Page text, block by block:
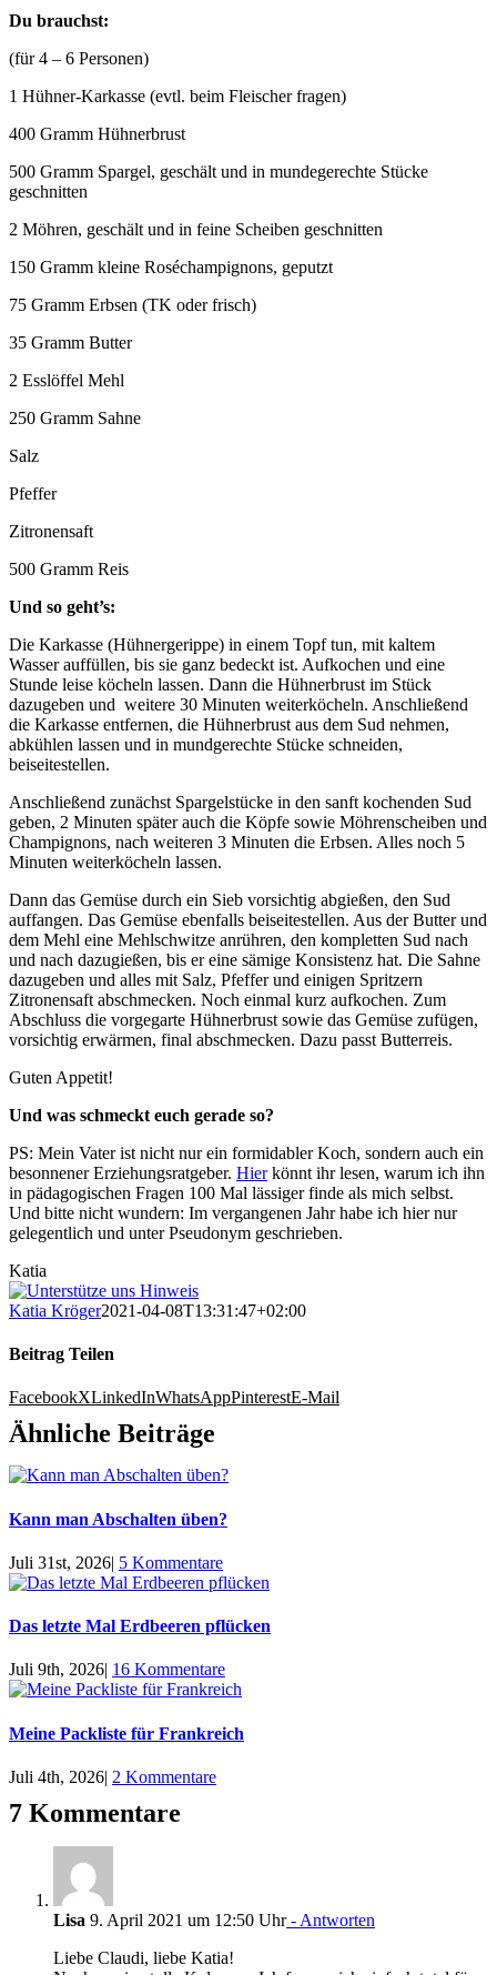
Du brauchst:
(für 4 – 6 Personen)
1 Hühner-Karkasse (evtl. beim Fleischer fragen)
400 Gramm Hühnerbrust
500 Gramm Spargel, geschält und in mundegerechte Stücke
geschnitten
2 Möhren, geschält und in feine Scheiben geschnitten
150 Gramm kleine Roséchampignons, geputzt
75 Gramm Erbsen (TK oder frisch)
35 Gramm Butter
2 Esslöffel Mehl
250 Gramm Sahne
Salz
Pfeffer
Zitronensaft
500 Gramm Reis
Und so geht’s:
Die Karkasse (Hühnergerippe) in einem Topf tun, mit kaltem
Wasser auffüllen, bis sie ganz bedeckt ist. Aufkochen und eine
Stunde leise köcheln lassen. Dann die Hühnerbrust im Stück
dazugeben und weitere 30 Minuten weiterköcheln. Anschließend
die Karkasse entfernen, die Hühnerbrust aus dem Sud nehmen,
abkühlen lassen und in mundgerechte Stücke schneiden,
beiseitestellen.
Anschließend zunächst Spargelstücke in den sanft kochenden Sud
geben, 2 Minuten später auch die Köpfe sowie Möhrenscheiben und
Champignons, nach weiteren 3 Minuten die Erbsen. Alles noch 5
Minuten weiterköcheln lassen.
Dann das Gemüse durch ein Sieb vorsichtig abgießen, den Sud
auffangen. Das Gemüse ebenfalls beiseitestellen. Aus der Butter und
dem Mehl eine Mehlschwitze anrühren, den kompletten Sud nach
und nach dazugießen, bis er eine sämige Konsistenz hat. Die Sahne
dazugeben und alles mit Salz, Pfeffer und einigen Spritzern
Zitronensaft abschmecken. Noch einmal kurz aufkochen. Zum
Abschluss die vorgegarte Hühnerbrust sowie das Gemüse zufügen,
vorsichtig erwärmen, final abschmecken. Dazu passt Butterreis.
Guten Appetit!
Und was schmeckt euch gerade so?
PS: Mein Vater ist nicht nur ein formidabler Koch, sondern auch ein
besonnener Erziehungsratgeber. Hierkönnt ihr lesen, warum ich ihn
in pädagogischen Fragen 100 Mal lässiger finde als mich selbst.
Und bitte nicht wundern: Im vergangenen Jahr habe ich hier nur
gelegentlich und unter Pseudonym geschrieben.
Katia
Katia Kröger2021-04-08T13:31:47+02:00
Beitrag Teilen
FacebookXLinkedInWhatsAppPinterestE-Mail
Ähnliche Beiträge
Kann man Abschalten üben?
Juli 31st, 2026| 5 Kommentare
Das letzte Mal Erdbeeren pflücken
Juli 9th, 2026 16 Kommentare
Meine Packliste für Frankreich
Juli 4th, 2026| 2 Kommentare
7 Kommentare
Lisa 9. April 2021 um 12:50 Uhr- Antworten
Liebe Claudi, liebe Katia!